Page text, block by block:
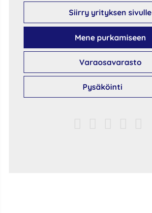
Siirry yrityksen sivulle
Mene purkamiseen
Varaosavarasto
Pysäköinti